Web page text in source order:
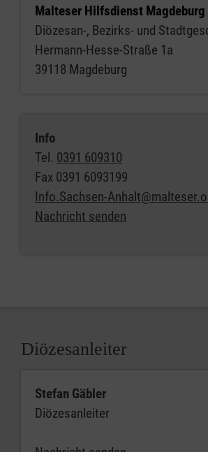
Malteser Hilfsdienst Magdeburg
Diözesan-, Bezirks- und
Hermann-Hesse-Straße 1a
39118 Magdeburg
Info
Tel. 0391 609310
Fax 0391 6093199
Info.Sachsen-
Nachricht senden
Diözesanleiter
Stefan Gäbler
Diözesanleiter